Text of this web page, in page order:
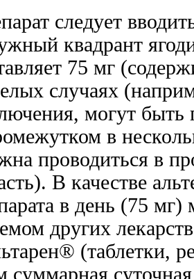
следует
квадрант
75 мг
случаях
могут быть
в
проводиться в
В качестве
в день (75
других
(таблетки,
суммарная